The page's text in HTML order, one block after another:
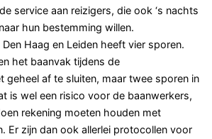
service aan reizigers, die ook ‘s nachts
hun bestemming willen.
Haag en Leiden heeft vier sporen.
het baanvak tijdens de
geheel af te sluiten, maar twee sporen in
is wel een risico voor de baanwerkers,
rekening moeten houden met
Er zijn dan ook allerlei protocollen voor